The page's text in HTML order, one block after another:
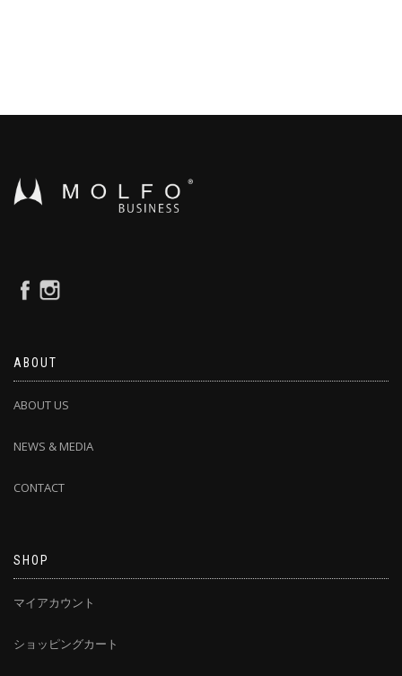
ABOUT
ABOUT US
NEWS & MEDIA
CONTACT
SHOP
マイアカウント
ショッピングカート